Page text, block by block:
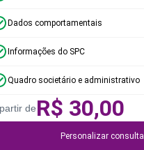
Dados comportamentais
Informações do SPC
Quadro societário e administrativo
deR$ 30,00
Personalizar consulta